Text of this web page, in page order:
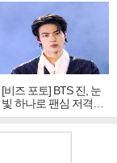
[비즈 포토] BTS 진, 눈
빛 하나로 팬심 저격…
독보적 카리스마